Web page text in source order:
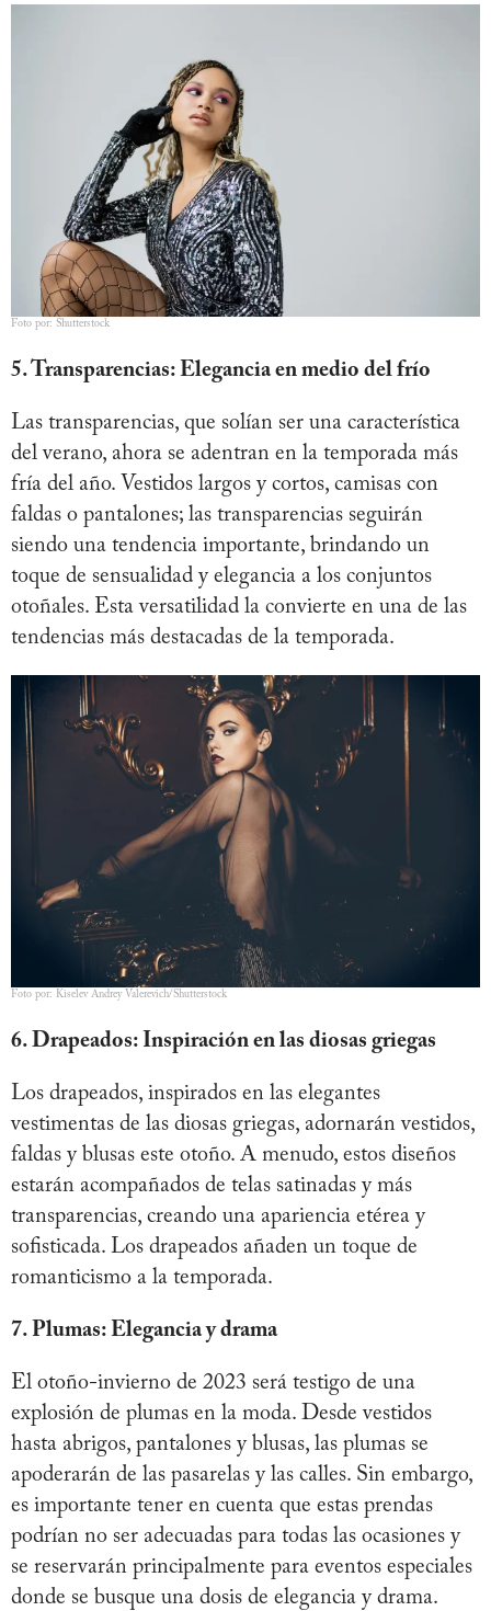
Foto por: Shutterstock
5. Transparencias: Elegancia en medio del frío
Las transparencias, que solían ser una característica
del verano, ahora se adentran en la temporada más
fría del año. Vestidos largos y cortos, camisas con
faldas o pantalones; las transparencias seguirán
siendo una tendencia importante, brindando un
toque de sensualidad y elegancia a los conjuntos
otoñales. Esta versatilidad la convierte en una de las
tendencias más destacadas de la temporada.
Foto por: Kiselev Andrey Valerevich/Shutterstock
6. Drapeados: Inspiración en las diosas griegas
Los drapeados, inspirados en las elegantes
vestimentas de las diosas griegas, adornarán vestidos,
faldas y blusas este otoño. A menudo, estos diseños
estarán acompañados de telas satinadas y más
transparencias, creando una apariencia etérea y
sofisticada. Los drapeados añaden un toque de
romanticismo a la temporada.
7. Plumas: Elegancia y drama
El otoño-invierno de 2023 será testigo de una
explosión de plumas en la moda. Desde vestidos
hasta abrigos, pantalones y blusas, las plumas se
apoderarán de las pasarelas y las calles. Sin embargo,
es importante tener en cuenta que estas prendas
podrían no ser adecuadas para todas las ocasiones y
se reservarán principalmente para eventos especiales
donde se busque una dosis de elegancia y drama.